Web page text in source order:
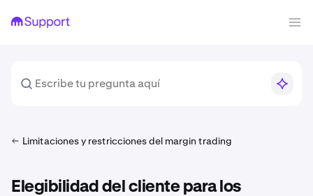
Limitaciones y restricciones del margin trading
Elegibilidad del cliente para los